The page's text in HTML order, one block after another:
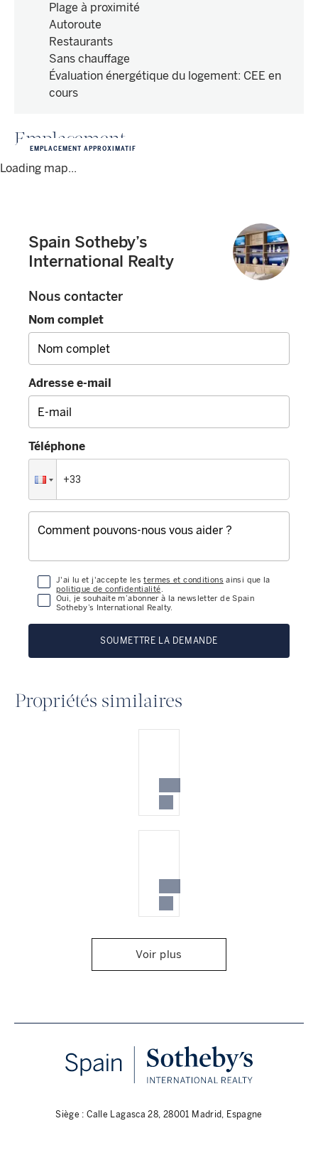
Plage à proximité
Autoroute
Restaurants
Sans chauffage
Évaluation énergétique du logement: CEE en
cours
Emplacement
Loading map...
EMPLACEMENT APPROXIMATIF
Spain Sotheby’s
International Realty
Nous contacter
Nom complet
Adresse e-mail
Téléphone
J'ai lu et j'accepte lestermes et conditions ainsi que la
politique de confidentialité.
Oui, je souhaite m’abonner à la newsletter de Spain
Sotheby’s International Realty.
SOUMETTRE LA DEMANDE
Propriétés similaires
Voir plus
Siège : Calle Lagasca 28, 28001 Madrid, Espagne